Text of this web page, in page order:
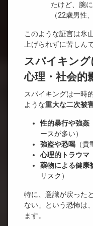
たけど、腕
（22歳男性
このような証言は氷
上げられずに苦しん
スパイキン
心理・社会的
スパイキングは一時
ような重大な二次被
性的暴行や強姦
ースが多い）
強盗や恐喝 （
心理的トラウマ
薬物による健康
リスク）
特に、意識が戻った
ない」という恐怖は
ます。